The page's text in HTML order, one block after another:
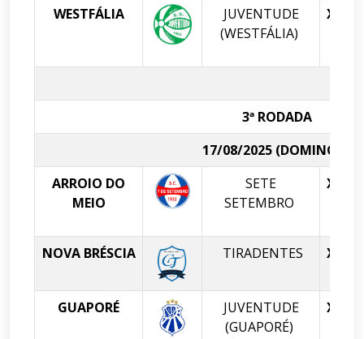
WESTFÁLIA
JUVENTUDE
(WESTFÁLIA)
X
3ª RODADA
17/08/2025 (DOMINGO)
ARROIO DO
MEIO
SETE
SETEMBRO
X
NOVA BRÉSCIA TIRADENTES X
GUAPORÉ
JUVENTUDE
(GUAPORÉ)
X